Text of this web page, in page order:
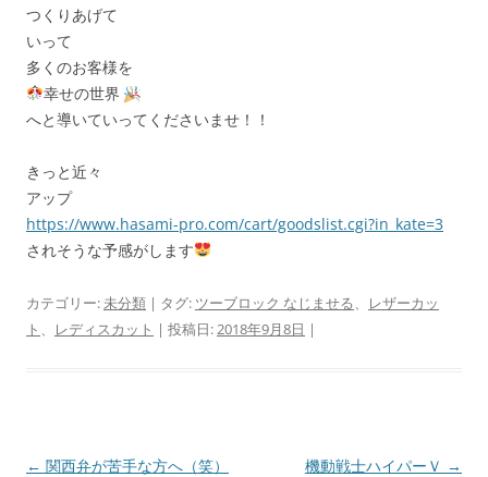
つくりあげて
いって
多くのお客様を
幸せの世界
へと導いていってくださいませ！！
きっと近々
アップ
https://www.hasami-pro.com/cart/goodslist.cgi?in_kate=3
されそうな予感がします
カテゴリー:未分類 | タグ: ツーブロック なじませる、
レザーカッ
ト 、 レディスカット | 投稿日:2018年9月8日 |
投
← 関西弁が苦手な方へ（笑） 機動戦士ハイパーＶ →